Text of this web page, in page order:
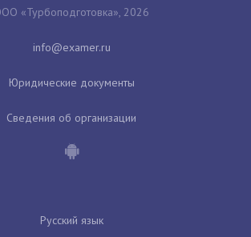
«Турбоподготовка», 2026
Юридические документы
Сведения об организации
Русский язык